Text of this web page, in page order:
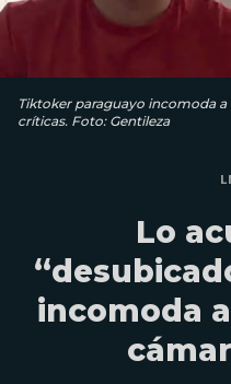
Tiktoker paraguayo incomoda
críticas. Foto: Gentileza
Lo
incomoda